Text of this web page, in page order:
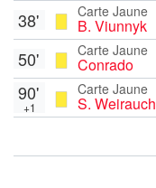
Carte Jaune
B. Viunnyk
38'
Carte Jaune
Conrado
50'
Carte Jaune
S. Weirauch
90'
+1